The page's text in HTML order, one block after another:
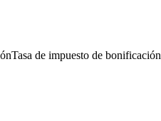
Tasa de impuesto de bonificación